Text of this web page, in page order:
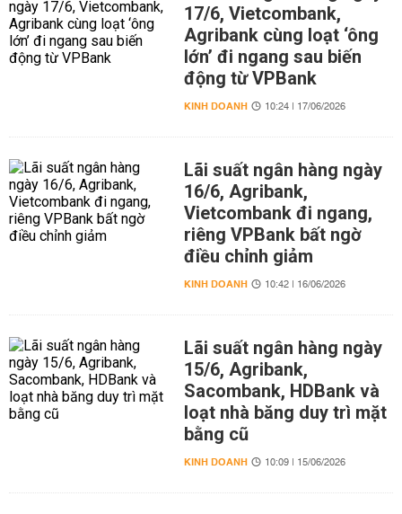
17/6, Vietcombank,
Agribank cùng loạt ‘ông
lớn’ đi ngang sau biến
động từ VPBank
KINH DOANH 10:24 | 17/06/2026
Lãi suất ngân hàng ngày
16/6, Agribank,
Vietcombank đi ngang,
riêng VPBank bất ngờ
điều chỉnh giảm
KINH DOANH 10:42 | 16/06/2026
Lãi suất ngân hàng ngày
15/6, Agribank,
Sacombank, HDBank và
loạt nhà băng duy trì mặt
bằng cũ
KINH DOANH 10:09 | 15/06/2026